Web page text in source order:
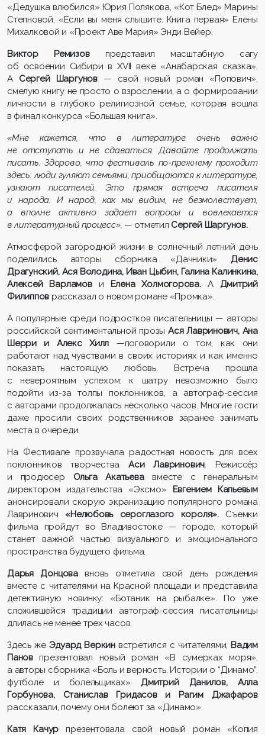
«Дедушка влюбился» Юрия Полякова, «Кот Блед» Марины
Степновой, «Если вы меня слышите. Книга первая» Елены
Михалковой и «Проект Аве Мария» Энди Вейер.
Виктор Ремизовпредставил масштабную сагу
об освоении Сибири в XVII веке «Анабарская сказка».
А Сергей Шаргунов— свой новый роман «Попович»,
смелую книгу не просто о взрослении, а о формировании
личности в глубоко религиозной семье, которая вошла
в финал конкурса «Большая книга».
«Мне кажется, что в литературе очень важно
не отступать и не сдаваться. Давайте продолжать
писать. Здорово, что фестиваль по-прежнему проходит
здесь: люди гуляют семьями, приобщаются к литературе,
узнают писателей. Это прямая встреча писателя
и народа. И народ, как мы видим, не безмолвствует,
а вполне активно задаёт вопросы и вовлекается
в литературный процесс», — отметил Сергей Шаргунов.
Атмосферой загородной жизни в солнечный летний день
поделились авторы сборника «Дачники» Денис
Драгунский, Ася Володина, Иван Цыбин, Галина Калинкина,
Алексей Варламови Елена Холмогорова.А Дмитрий
Филиппов рассказал о новом романе «Промка».
А популярные среди подростков писательницы — авторы
российской сентиментальной прозы Ася Лавринович, Ана
Шерри и Алекс Хилл —поговорили о том, как они
работают над чувствами в своих историях и как именно
показать настоящую любовь. Встреча прошла
с невероятным успехом: к шатру невозможно было
подойти из-за толпы поклонников, а автограф-сессия
с авторами продолжалась несколько часов. Многие гости
даже просили своих родственников заранее занимать
места в очереди.
На Фестивале прозвучала радостная новость для всех
поклонников творчестваАси Лавринович. Режиссёр
и продюсер Ольга Акатьевавместе с генеральным
директором издательства «Эксмо» Евгением Капьевым
анонсировали скорую экранизацию популярного романа
Лавринович «Нелюбовь сероглазого короля».Съемки
фильма пройдут во Владивостоке — городе, который
станет важной частью визуального и эмоционального
пространства будущего фильма.
Дарья Донцовавновь отметила свой день рождения
вместе с читателями на Красной площади и представила
детективную новинку: «Ботаник на рыбалке». По уже
сложившейся традиции автограф-сессия писательницы
длилась не менее трех часов.
Здесь жеЭдуард Веркинвстретился с читателями, Вадим
Пановпрезентовал новый роман «В сумерках моря»,
а авторы сборника «Боль и верность. Истории о “Динамо”,
футболе и болельщиках» Дмитрий Данилов, Алла
Горбунова, Станислав Гридасов и Рагим Джафаров
рассказали, почему они болеют за «Динамо».
Катя Качур презентовала свой новый роман «Копия